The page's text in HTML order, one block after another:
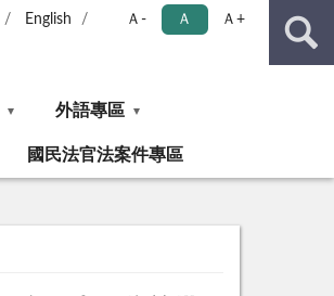
English Ａ- Ａ Ａ+
外語專區
國民法官法案件專區